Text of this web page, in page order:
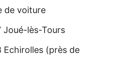
de voiture
Joué-lès-Tours
Echirolles (près de